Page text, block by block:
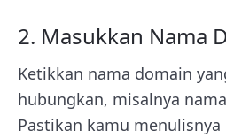
2. Masukkan Nama
Ketikkan nama domain
hubungkan, misalnya
Pastikan kamu menulisnya